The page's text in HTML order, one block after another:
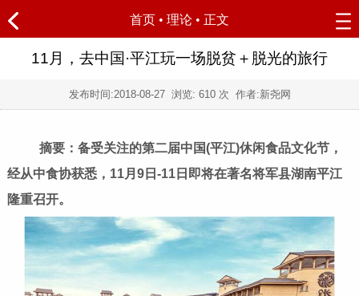
首页 • 理论 • 正文
11月，去中国·平江玩一场脱贫＋脱光的旅行
发布时间:2018-08-27浏览: 610 次 作者:新尧网
摘要：备受关注的第二届中国(平江)休闲食品文化节，
经从中食协获悉，11月9日-11日即将在著名将军县湖南平江
隆重召开。